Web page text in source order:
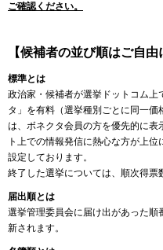
ご確認ください。
【候補者の並び順はご自由
標準とは
政治家・候補者が選挙ドットコム上
タ」を有料（選挙種別ごとに同一
は、ボネクタ会員の方を優先的に表
ト上での情報発信に熱心な方が上
設定しております。
終了した選挙については、順次得票
届出順とは
選挙管理委員会に届け出があった
新されます。